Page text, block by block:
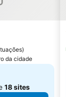
)
da cidade
18 sites